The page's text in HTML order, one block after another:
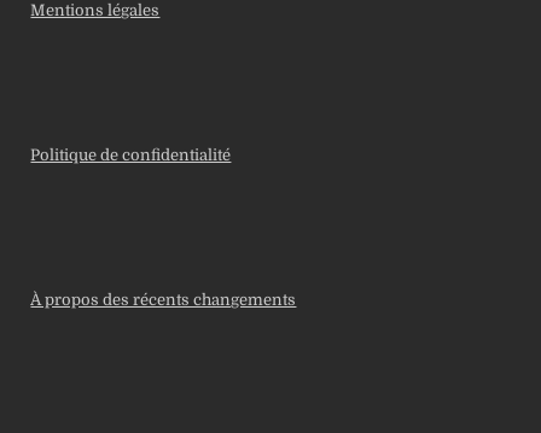
Mentions légales
Politique de confidentialité
À propos des récents changements